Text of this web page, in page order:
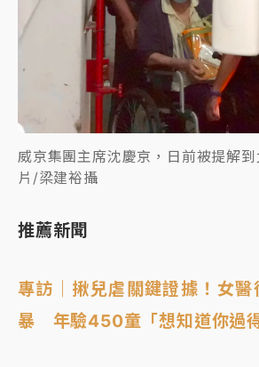
威京集團主席沈慶京，日前被提解
片/梁建裕攝
推薦新聞
專訪｜揪兒虐關鍵證據！女醫
暴 年驗450童「想知道你過得